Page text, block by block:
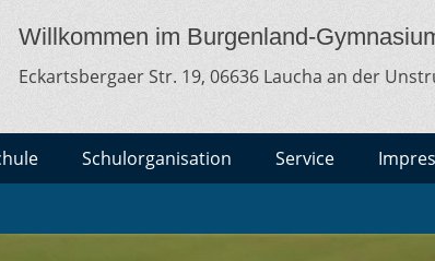
LAUCHA
Willkommen im Burgenland-
Eckartsbergaer Str. 19, 06636 Laucha an der
Schulorganisation Service